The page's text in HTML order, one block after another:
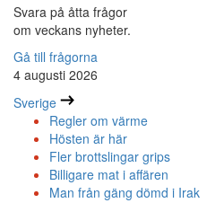
Svara på åtta frågor
om veckans nyheter.
Gå till frågorna
4 augusti 2026
Sverige
Regler om värme
Hösten är här
Fler brottslingar grips
Billigare mat i affären
Man från gäng dömd i Irak